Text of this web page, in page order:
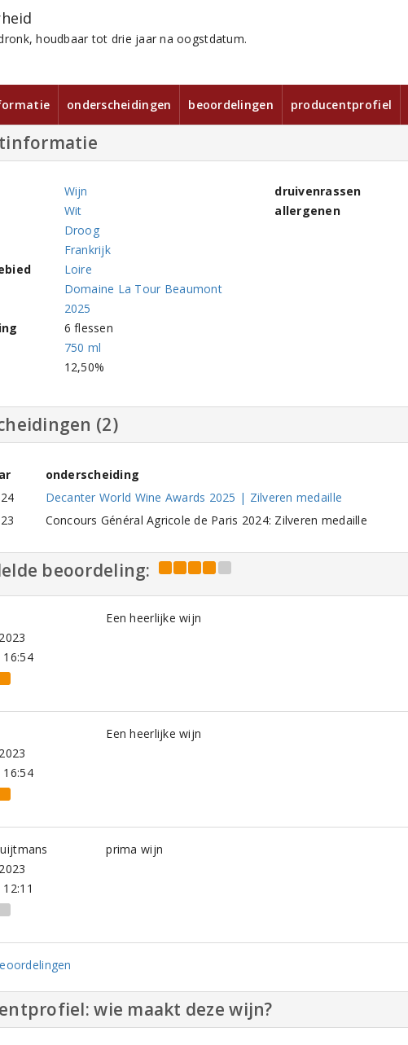
houdbaar tot drie jaar na oogstdatum.
onderscheidingen beoordelingen producentprofiel
Wijn
Wit
Droog
Frankrijk
Loire
Domaine La Tour Beaumont
2025
6 flessen
750 ml
12,50%
druivenrassen
allergenen
(2)
onderscheiding
Decanter World Wine Awards 2025 | Zilveren medaille
Concours Général Agricole de Paris 2024: Zilveren medaille
beoordeling:
16:54
Een heerlijke wijn
16:54
Een heerlijke wijn
prima wijn
wie maakt deze wijn?